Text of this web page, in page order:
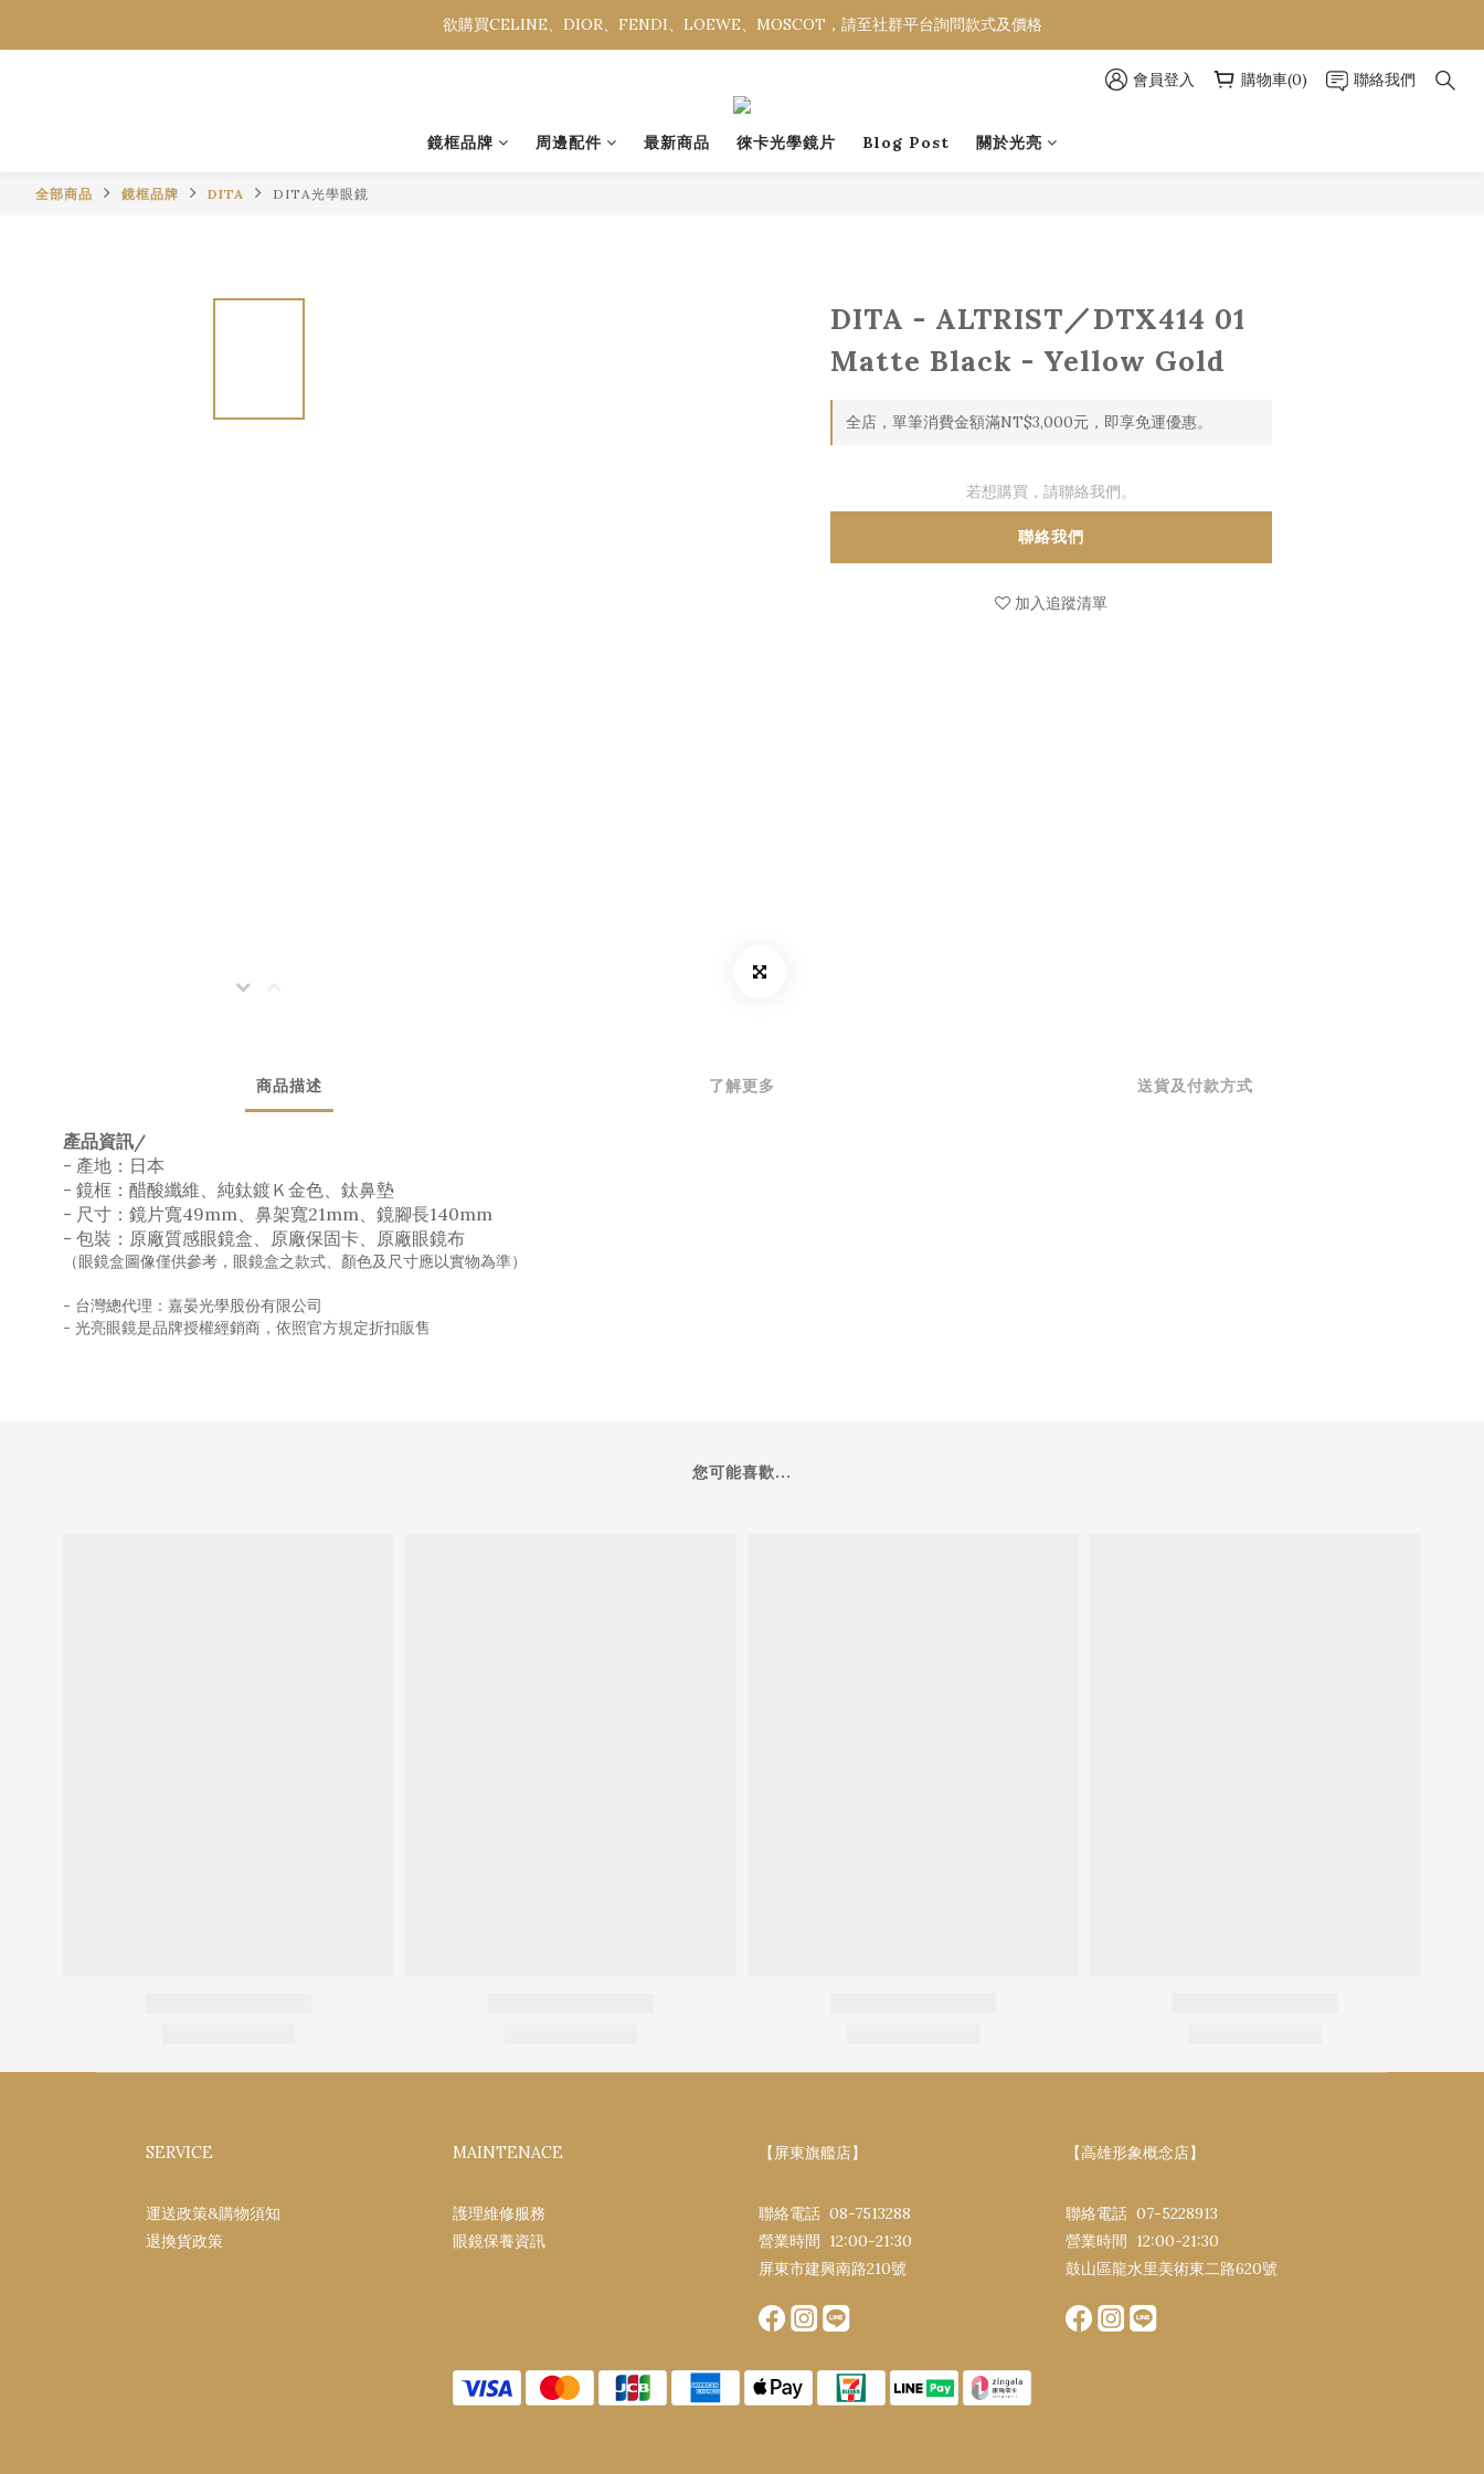
欲購買CELINE、DIOR、FENDI、LOEWE、MOSCOT，請至社群平台詢問款式及價格
欲購買CELINE、DIOR、FENDI、LOEWE、MOSCOT，請至社群平台詢問款式及價格
會員登入 購物車(0) 聯絡我們
鏡框品牌 周邊配件 最新商品 徠卡光學鏡片 Blog Post 關於光亮
全部商品 鏡框品牌 DITA DITA光學眼鏡
DITA - ALTRIST／DTX414 01
Matte Black - Yellow Gold
全店，單筆消費金額滿NT$3,000元，即享免運優惠。
若想購買，請聯絡我們。
聯絡我們
加入追蹤清單
商品描述 了解更多 送貨及付款方式
產品資訊/
- 產地：日本
- 鏡框：醋酸纖維、純鈦鍍Ｋ金色、鈦鼻墊
- 尺寸：鏡片寬49mm、鼻架寬21mm、鏡腳長140mm
- 包裝：原廠質感眼鏡盒、原廠保固卡、原廠眼鏡布
（眼鏡盒圖像僅供參考，眼鏡盒之款式、顏色及尺寸應以實物為準）
- 台灣總代理：嘉晏光學股份有限公司
- 光亮眼鏡是品牌授權經銷商，依照官方規定折扣販售
您可能喜歡...
SERVICE
運送政策&購物須知
退換貨政策
MAINTENACE
護理維修服務
眼鏡保養資訊
【屏東旗艦店】
聯絡電話 08-7513288
營業時間 12:00-21:30​
屏東市建興南路​210號
【高雄形象概念店】
聯絡電話 07-5228913
營業時間 12:00-21:30​
鼓山區龍水里美術東二路620號